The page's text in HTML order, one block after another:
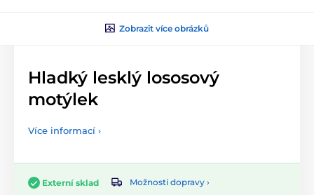
Zobrazit více obrázků
Hladký lesklý lososový
motýlek
Více informací ›
Externí sklad
Možnosti dopravy ›